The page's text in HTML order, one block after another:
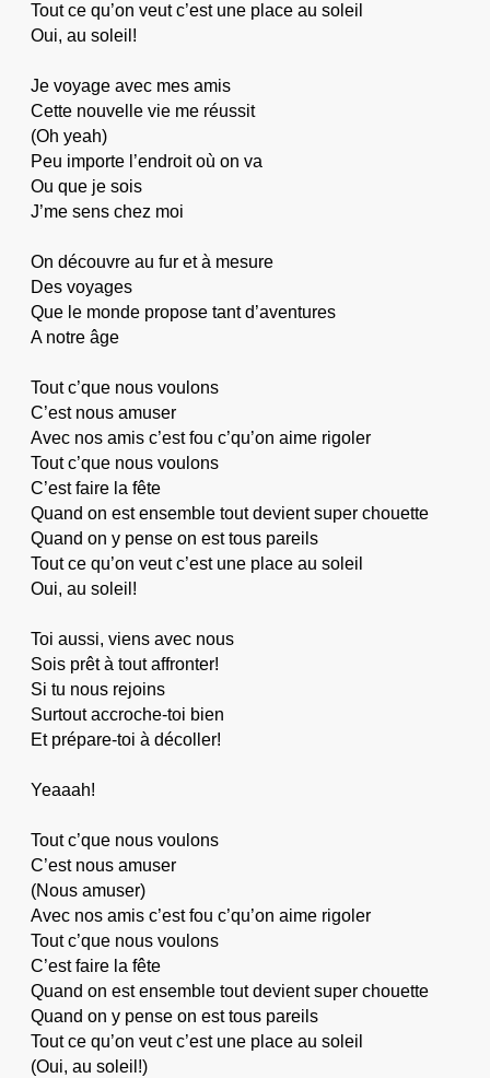
Tout ce qu’on veut c’est une place au soleil
Oui, au soleil!
Je voyage avec mes amis
Cette nouvelle vie me réussit
(Oh yeah)
Peu importe l’endroit où on va
Ou que je sois
J’me sens chez moi
On découvre au fur et à mesure
Des voyages
Que le monde propose tant d’aventures
A notre âge
Tout c’que nous voulons
C’est nous amuser
Avec nos amis c’est fou c’qu’on aime rigoler
Tout c’que nous voulons
C’est faire la fête
Quand on est ensemble tout devient super chouette
Quand on y pense on est tous pareils
Tout ce qu’on veut c’est une place au soleil
Oui, au soleil!
Toi aussi, viens avec nous
Sois prêt à tout affronter!
Si tu nous rejoins
Surtout accroche-toi bien
Et prépare-toi à décoller!
Yeaaah!
Tout c’que nous voulons
C’est nous amuser
(Nous amuser)
Avec nos amis c’est fou c’qu’on aime rigoler
Tout c’que nous voulons
C’est faire la fête
Quand on est ensemble tout devient super chouette
Quand on y pense on est tous pareils
Tout ce qu’on veut c’est une place au soleil
(Oui, au soleil!)